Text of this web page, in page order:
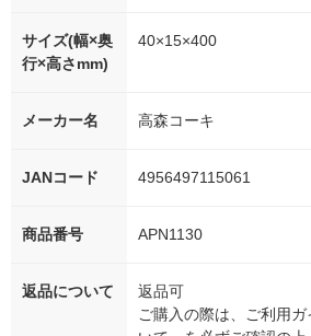
サイズ(幅×奥
行×高さmm)
40×15×400
メーカー名 高森コーキ
JANコード 4956497115061
商品番号 APN1130
返品について
返品可
ご購入の際は、ご利用